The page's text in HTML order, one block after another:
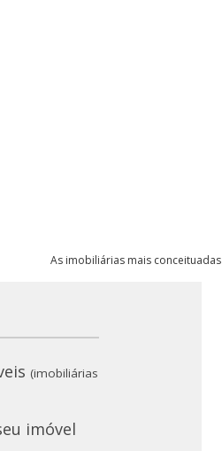
As imobiliárias mais
(imobiliárias
imóvel